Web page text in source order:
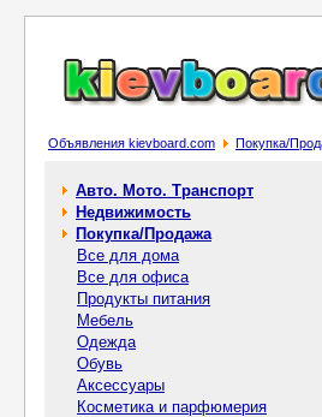
Объявления kievboard.com Покупка/
Авто. Мото. Транспорт
Недвижимость
Покупка/Продажа
Все для дома
Все для офиса
Продукты питания
Мебель
Одежда
Обувь
Аксессуары
Косметика и парфюмерия